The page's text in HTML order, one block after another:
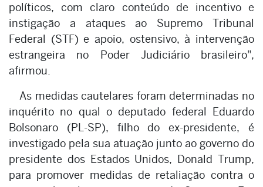
políticos, com claro conteúdo de incentivo e
instigação a ataques ao Supremo Tribunal
Federal (STF) e apoio, ostensivo, à intervenção
estrangeira no Poder Judiciário brasileiro",
afirmou.
As medidas cautelares foram determinadas no
inquérito no qual o deputado federal Eduardo
Bolsonaro (PL-SP), filho do ex-presidente, é
investigado pela sua atuação junto ao governo do
presidente dos Estados Unidos, Donald Trump,
para promover medidas de retaliação contra o